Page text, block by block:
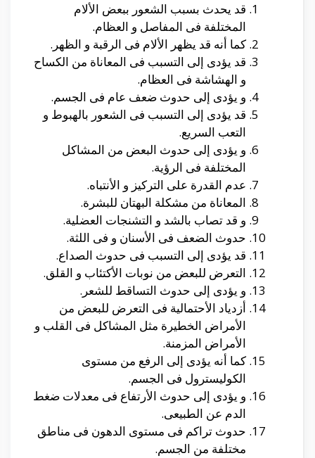
قد يحدث بسبب الشعور ببعض الألام
المختلفة فى المفاصل و العظام.
كما أنه قد يظهر الألام فى الرقبة و الظهر.
قد يؤدى إلى التسبب فى المعاناة من الكساح
و الهشاشة فى العظام.
و يؤدى إلى حدوث ضعف عام فى الجسم.
قد يؤدى إلى التسبب فى الشعور بالهبوط و
التعب السريع.
و يؤدى إلى حدوث البعض من المشاكل
المختلفة فى الرؤية.
عدم القدرة على التركيز و الأنتباه.
المعاناة من مشكلة البهتان للبشرة.
و قد تصاب بالشد و التشنجات العضلية.
حدوث الضعف فى الأسنان و فى اللثة.
قد يؤدى إلى التسبب فى حدوث الصداع.
التعرض للبعض من نوبات الأكتئاب و القلق.
و يؤدى إلى حدوث التساقط للشعر.
أزدياد الأحتمالية فى التعرض للبعض من
الأمراض الخطيرة مثل المشاكل فى القلب و
الأمراض المزمنة.
كما أنه يؤدى إلى الرفع من مستوى
الكوليسترول فى الجسم.
و يؤدى إلى حدوث الأرتفاع فى معدلات ضغط
الدم عن الطبيعى.
حدوث تراكم فى مستوى الدهون فى مناطق
مختلفة من الجسم.